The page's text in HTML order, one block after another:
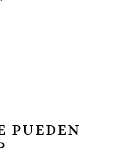
PUEDEN